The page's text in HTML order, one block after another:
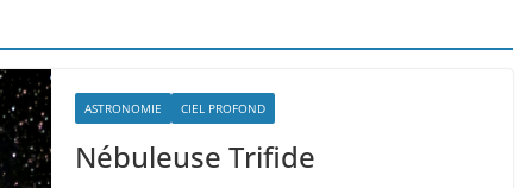
ASTRONOMIE CIEL PROFOND
Nébuleuse Trifide